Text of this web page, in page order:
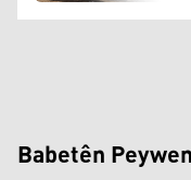
Babetên